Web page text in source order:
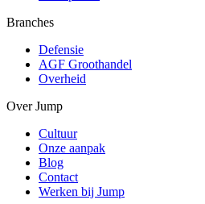
Branches
Defensie
AGF Groothandel
Overheid
Over Jump
Cultuur
Onze aanpak
Blog
Contact
Werken bij Jump